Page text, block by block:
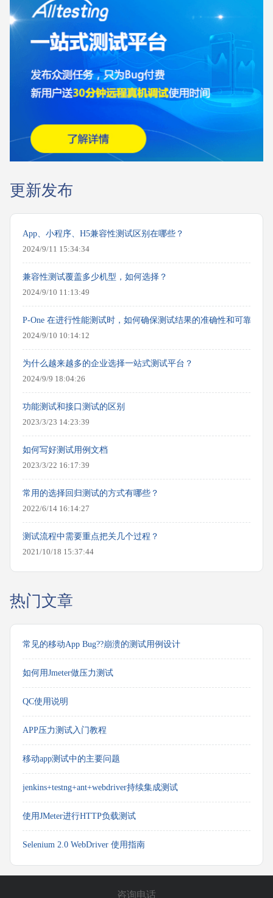
更新发布
App、小程序、H5兼容性测试区别在哪些？
2024/9/11 15:34:34
兼容性测试覆盖多少机型，如何选择？
2024/9/10 11:13:49
P-One 在进行性能测试时，如何确保测试结果的准确性和可靠性？
2024/9/10 10:14:12
为什么越来越多的企业选择一站式测试平台？
2024/9/9 18:04:26
功能测试和接口测试的区别
2023/3/23 14:23:39
如何写好测试用例文档
2023/3/22 16:17:39
常用的选择回归测试的方式有哪些？
2022/6/14 16:14:27
测试流程中需要重点把关几个过程？
2021/10/18 15:37:44
热门文章
常见的移动App Bug??崩溃的测试用例设计
如何用Jmeter做压力测试
QC使用说明
APP压力测试入门教程
移动app测试中的主要问题
jenkins+testng+ant+webdriver持续集成测试
使用JMeter进行HTTP负载测试
Selenium 2.0 WebDriver 使用指南
咨询电话